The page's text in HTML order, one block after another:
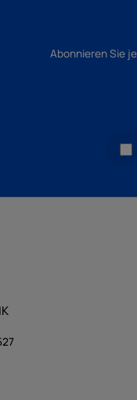
Abonnieren Sie